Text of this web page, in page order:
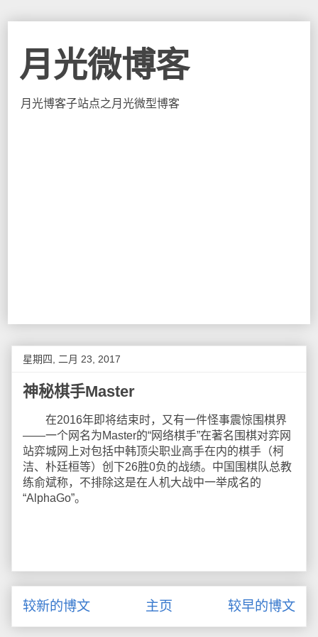
月光微博客
月光博客子站点之月光微型博客
星期四, 二月 23, 2017
神秘棋手Master
在2016年即将结束时，又有一件怪事震惊围棋界
——一个网名为Master的“网络棋手”在著名围棋对弈网
站弈城网上对包括中韩顶尖职业高手在内的棋手（柯
洁、朴廷桓等）创下26胜0负的战绩。中国围棋队总教
练俞斌称，不排除这是在人机大战中一举成名的
“AlphaGo”。
较新的博文 较早的博文
主页